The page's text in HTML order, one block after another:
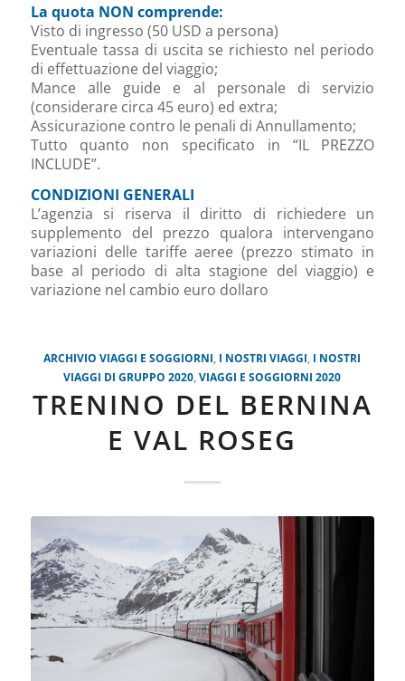
La quota NON comprende:
Visto di ingresso (50 USD a persona)
Eventuale tassa di uscita se richiesto nel periodo
di effettuazione del viaggio;
Mance alle guide e al personale di servizio
(considerare circa 45 euro) ed extra;
Assicurazione contro le penali di Annullamento;
Tutto quanto non specificato in “IL PREZZO
INCLUDE”.
CONDIZIONI GENERALI
L’agenzia si riserva il diritto di richiedere un
supplemento del prezzo qualora intervengano
variazioni delle tariffe aeree (prezzo stimato in
base al periodo di alta stagione del viaggio) e
variazione nel cambio euro dollaro
ARCHIVIO VIAGGI E SOGGIORNI I NOSTRI VIAGGI I NOSTRI
VIAGGI DI GRUPPO 2020 ,VIAGGI E SOGGIORNI 2020
TRENINO DEL BERNINA
E VAL ROSEG